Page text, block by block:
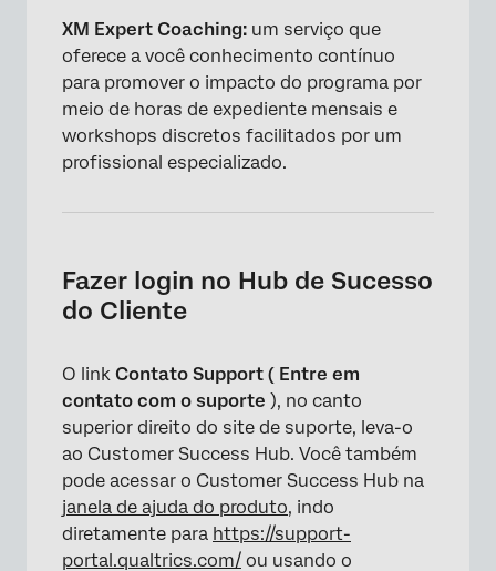
XM Expert Coaching: um serviço que
oferece a você conhecimento contínuo
para promover o impacto do programa por
meio de horas de expediente mensais e
workshops discretos facilitados por um
profissional especializado.
Fazer login no Hub de Sucesso
do Cliente
O link Contato Support ( Entre em
contato com o suporte ), no canto
superior direito do site de suporte, leva-o
ao Customer Success Hub. Você também
pode acessar o Customer Success Hub na
janela de ajuda do produto, indo
diretamente para https://support-
portal.qualtrics.com/ ou usando o